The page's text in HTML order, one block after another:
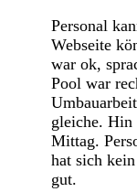
Personal
Webseite
war ok,
Pool war
gleiche. Hin
Mittag.
hat sich
gut.